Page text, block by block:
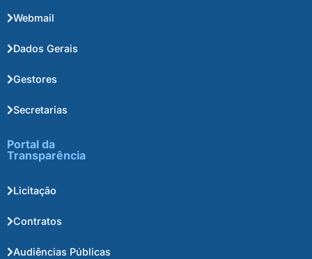
Webmail
Dados Gerais
Gestores
Secretarias
Portal da
Transparência
Licitação
Contratos
Audiências Públicas